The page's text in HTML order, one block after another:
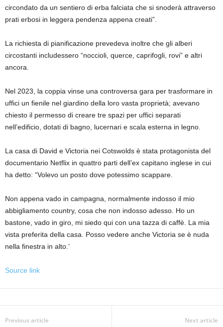
circondato da un sentiero di erba falciata che si snoderà attraverso
prati erbosi in leggera pendenza appena creati”.
La richiesta di pianificazione prevedeva inoltre che gli alberi
circostanti includessero “noccioli, querce, caprifogli, rovi” e altri
ancora.
Nel 2023, la coppia vinse una controversa gara per trasformare in
uffici un fienile nel giardino della loro vasta proprietà; avevano
chiesto il permesso di creare tre spazi per uffici separati
nell’edificio, dotati di bagno, lucernari e scala esterna in legno.
La casa di David e Victoria nei Cotswolds è stata protagonista del
documentario Netflix in quattro parti dell’ex capitano inglese in cui
ha detto: “Volevo un posto dove potessimo scappare.
Non appena vado in campagna, normalmente indosso il mio
abbigliamento country, cosa che non indosso adesso. Ho un
bastone, vado in giro, mi siedo qui con una tazza di caffè. La mia
vista preferita della casa. Posso vedere anche Victoria se è nuda
nella finestra in alto.’
Source link
Previous article Next article